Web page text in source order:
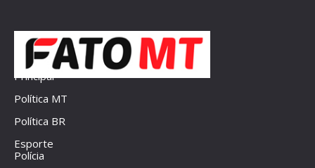
Principal
Política MT
Política BR
Esporte
Polícia